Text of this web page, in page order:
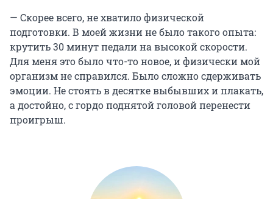
— Скорее всего, не хватило физической
подготовки. В моей жизни не было такого опыта:
крутить 30 минут педали на высокой скорости.
Для меня это было что-то новое, и физически мой
организм не справился. Было сложно сдерживать
эмоции. Не стоять в десятке выбывших и плакать,
а достойно, с гордо поднятой головой перенести
проигрыш.